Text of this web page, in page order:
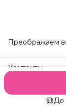
До
Преображаем
Контакты
Режим работы
Заказы
Оплата